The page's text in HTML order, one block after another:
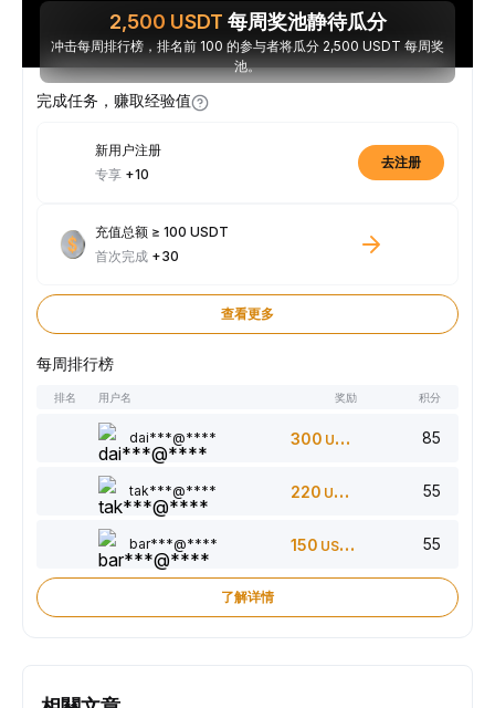
2,500 USDT 每周奖池静待瓜分
冲击每周排行榜，排名前 100 的参与者将瓜分 2,500 USDT 每周奖
池。
完成任务，赚取经验值
新用户注册
专享 +10
去注册
充值总额 ≥ 100 USDT
首次完成 +30
查看更多
每周排行榜
排名 用户名 奖励 积分
dai***@**** 300 USDT 85
tak***@**** 220 USDT 55
bar***@**** 150 USDT 55
了解详情